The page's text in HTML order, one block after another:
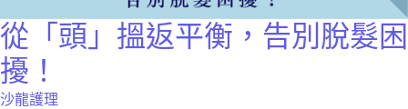
從「頭」搵返平衡，告別脫髮困
擾！
沙龍護理